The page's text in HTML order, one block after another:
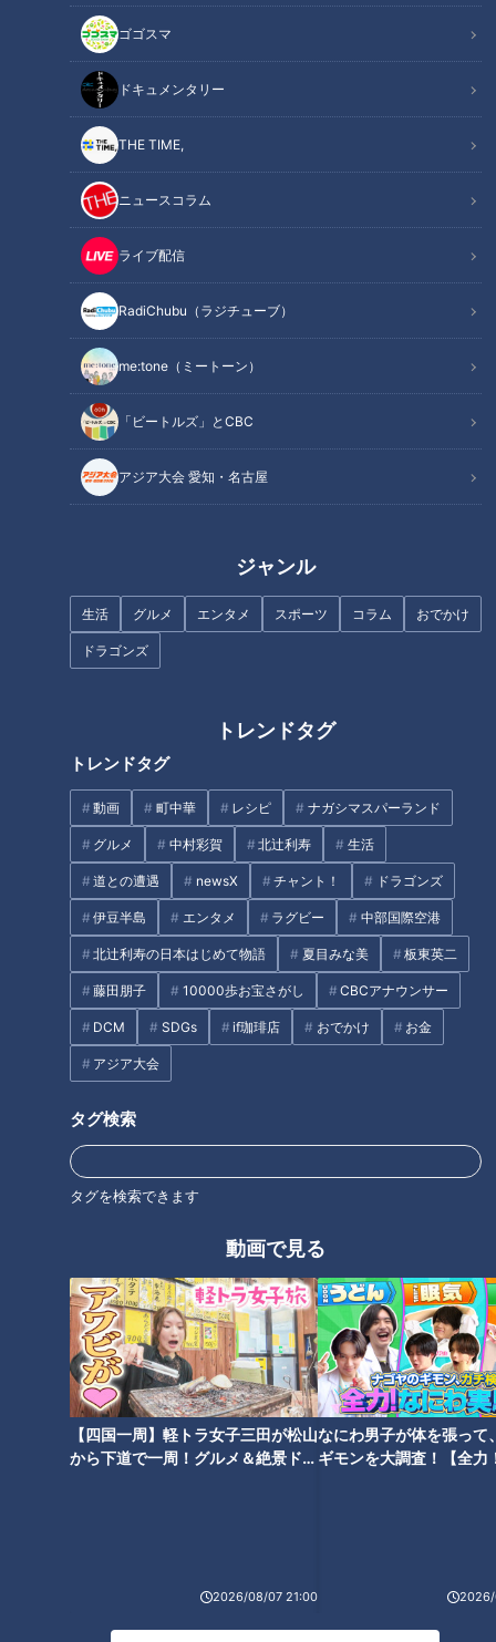
ゴゴスマ
ドキュメンタリー
THE TIME,
ニュースコラム
ライブ配信
RadiChubu（ラジチューブ）
me:tone（ミートーン）
「ビートルズ」とCBC
アジア大会 愛知・名古屋
ジャンル
生活 グルメ エンタメ スポーツ コラム おでかけ
ドラゴンズ
トレンドタグ
トレンドタグ
動画 町中華 レシピ ナガシマスパーランド
グルメ 中村彩賀 北辻利寿 生活
道との遭遇 newsX チャント！ ドラゴンズ
伊豆半島 エンタメ ラグビー 中部国際空港
北辻利寿の日本はじめて物語 夏目みな美 板東英二
藤田朋子 10000歩お宝さがし CBCアナウンサー
DCM SDGs if珈琲店 おでかけ お金
アジア大会
タグ検索
タグを検索できます
動画で見る
【四国一周】軽トラ女子三田が松山
から下道で一周！グルメ＆絶景ドラ
2026/08/07 21:00
なにわ男子が体を張って
ギモンを大調査！【全力
2026/
記事に戻る
この記事を見たあなたへのおすすめ
焼豚が24枚のった“スタミナ系
ラーメン”！？夏に食べたい冷た
いラーメンも 東海エリアの新店
で楽しめる“極上の一杯”とは
カツオのへそって何？！豪快
「鰹のレアステーキ」も！静岡
のランチに舌鼓
のとろっ玉みそかつや、地元野
阜県美濃加茂市でなりゆきグル
メ旅
“はみ出る海鮮丼”がお値打ちす
ぎる！？日替わりパンが食べ放
題の店も 愛知県名古屋市のお値
打ちグルメを調査
【チャント！特集】
チャント！
オススメ関連コンテンツ
他店より約4割安い⁉ 豊富な海
の幸が激安な「魚太郎」をセレ
セレブマダムも納得のクオリテ
全国のスーパーで最もおいしい
総菜は？スイーツは？ 金賞は
「海鮮パフェ」と「86円大判焼
1年間で100万円貯金した節約主
婦に密着！ 目からウロコの独自
節約術とは